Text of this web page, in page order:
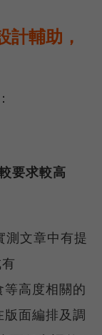
輔助，
要求較高
測文章中有提
高度相關的
面編排及調